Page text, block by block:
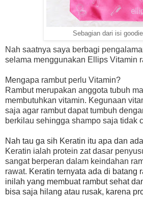
Sebagian dari isi
Nah saatnya saya berbagi
selama menggunakan Ellips Vitamin
Mengapa rambut perlu Vitamin?
Rambut merupakan anggota tubuh
membutuhkan vitamin. Kegunaan
saja agar rambut dapat tumbuh
berkilau sehingga shampo saja tidak
Nah tau ga sih Keratin itu apa dan
Keratin ialah protein zat dasar
sangat berperan dalam keindahan
rawat. Keratin ternyata ada di batang
inilah yang membuat rambut sehat
bisa saja hilang atau rusak, karena